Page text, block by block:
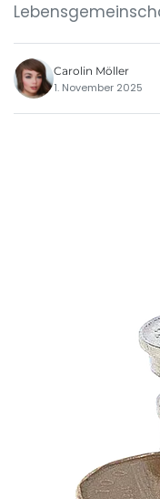
Carolin Möller
1. November 2025